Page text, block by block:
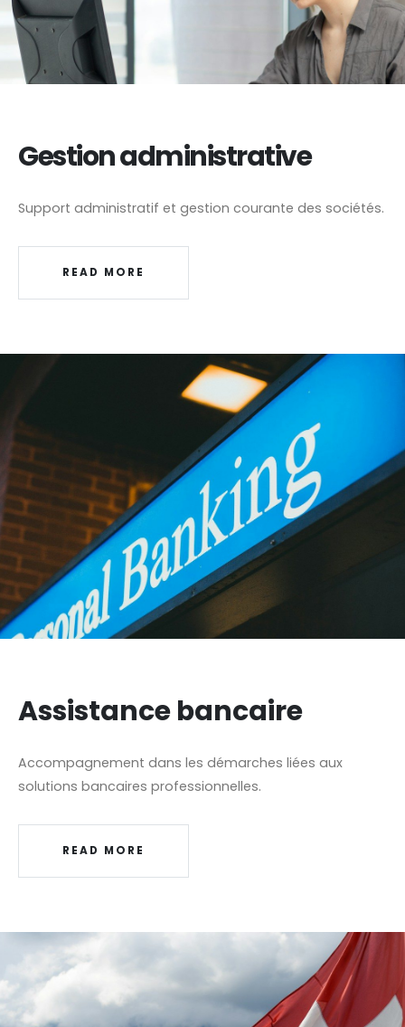
Gestion administrative
Support administratif et gestion courante des sociétés.
READ MORE
Assistance bancaire
Accompagnement dans les démarches liées aux
solutions bancaires professionnelles.
READ MORE